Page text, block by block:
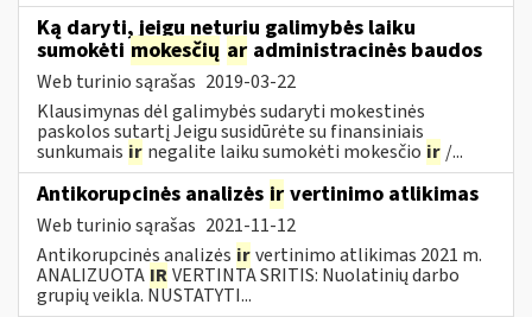
Ką daryti, jeigu neturiu galimybės laiku
sumokėti mokesčių ar administracinės baudos
Web turinio sąrašas 2019-03-22
Klausimynas dėl galimybės sudaryti mokestinės
paskolos sutartį Jeigu susidūrėte su finansiniais
sunkumais ir negalite laiku sumokėti mokesčio ir /...
Antikorupcinės analizės ir vertinimo atlikimas
Web turinio sąrašas 2021-11-12
Antikorupcinės analizės irvertinimo atlikimas 2021 m.
ANALIZUOTA IRVERTINTA SRITIS: Nuolatinių darbo
grupių veikla. NUSTATYTI...